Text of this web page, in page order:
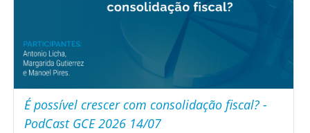
É possível crescer com consolidação fiscal? -
PodCast GCE 2026 14/07